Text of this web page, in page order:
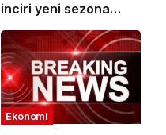
inciri yeni sezona
başladı
Ekonomi